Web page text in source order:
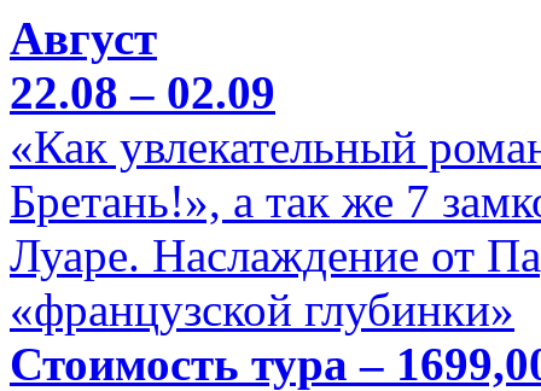
Август
22.08 – 02.09
«Как увлекательный
Бретань!», а так же 7
Луаре. Наслаждение от
«французской глубинки»
Стоимость тура –